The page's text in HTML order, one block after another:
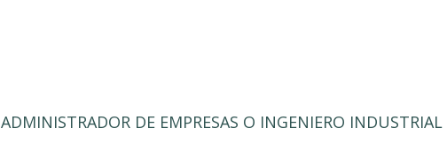
ADMINISTRADOR DE EMPRESAS O INGENIERO INDUSTRIAL